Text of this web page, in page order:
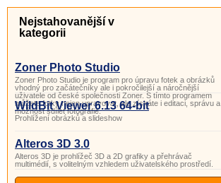
Nejstahovanější v
kategorii
Zoner Photo Studio
Zoner Photo Studio je program pro úpravu fotek a obrázků
vhodný pro začátečníky ale i pokročilejší a náročnější
uživatele od české společnosti Zoner. S tímto programem
můžete fotky nejen upravovat, ale získáte i editaci, správu a
možnost sdílet fotografie.
WildBit Viewer 6.13 64-bit
Prohlížení obrázků a slideshow
Alteros 3D 3.0
Alteros 3D je prohlížeč 3D a 2D grafiky a přehrávač
multimédií, s volitelným vzhledem uživatelského prostředí.